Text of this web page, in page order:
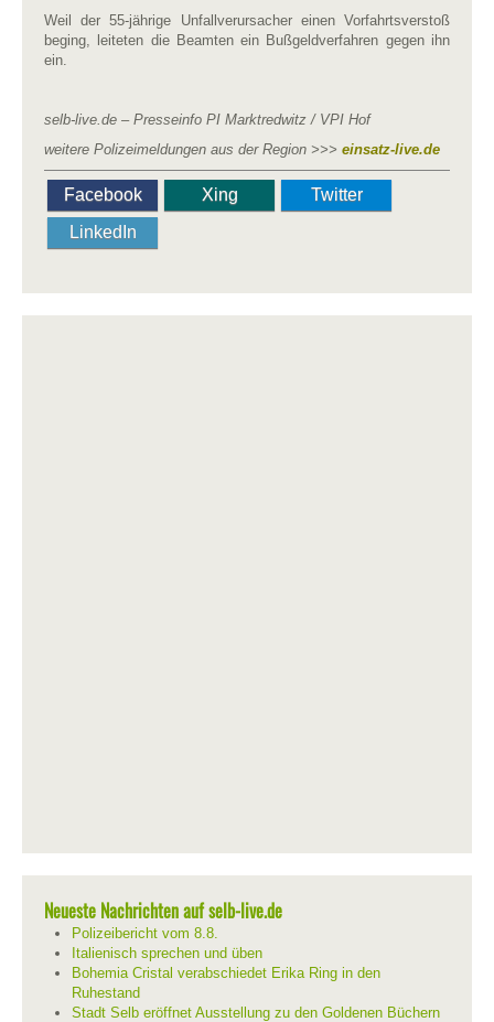
Weil der 55-jährige Unfallverursacher einen Vorfahrtsverstoß
beging, leiteten die Beamten ein Bußgeldverfahren gegen ihn
ein.
selb-live.de – Presseinfo PI Marktredwitz / VPI Hof
weitere Polizeimeldungen aus der Region >>> einsatz-live.de
Facebook Xing
Twitter
LinkedIn
Neueste Nachrichten auf selb-live.de
Polizeibericht vom 8.8.
Italienisch sprechen und üben
Bohemia Cristal verabschiedet Erika Ring in den
Ruhestand
Stadt Selb eröffnet Ausstellung zu den Goldenen Büchern